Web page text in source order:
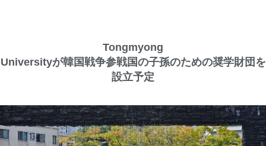
Tongmyong
Universityが韓国戦争参戦国の子孫のための奨学財団を
設立予定